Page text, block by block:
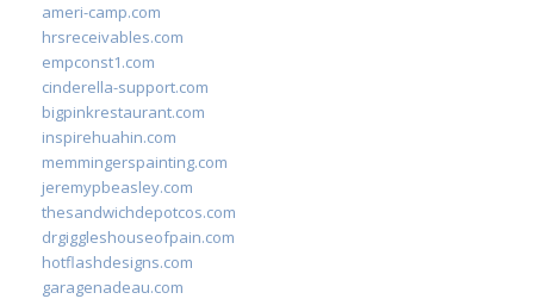
ameri-camp.com
hrsreceivables.com
empconst1.com
cinderella-support.com
bigpinkrestaurant.com
inspirehuahin.com
memmingerspainting.com
jeremypbeasley.com
thesandwichdepotcos.com
drgiggleshouseofpain.com
hotflashdesigns.com
garagenadeau.com